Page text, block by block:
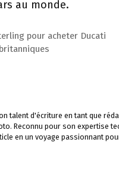
au monde.
pour acheter Ducati
talent d'écriture en tant que
Reconnu pour son expertise
en un voyage passionnant